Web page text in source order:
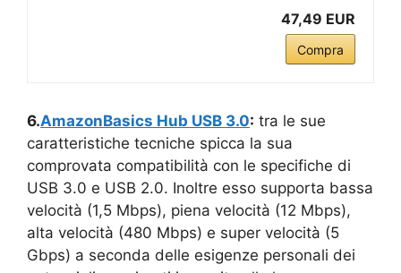
47,49 EUR
Compra
6.AmazonBasics Hub USB 3.0: tra le sue
caratteristiche tecniche spicca la sua
comprovata compatibilità con le specifiche di
USB 3.0 e USB 2.0. Inoltre esso supporta bassa
velocità (1,5 Mbps), piena velocità (12 Mbps),
alta velocità (480 Mbps) e super velocità (5
Gbps) a seconda delle esigenze personali dei